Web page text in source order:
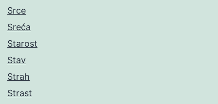
Srce
Sreća
Starost
Stav
Strah
Strast